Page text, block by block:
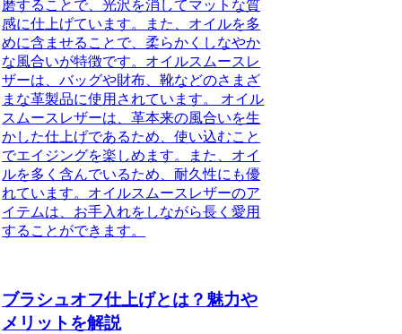
磨することで、光沢を消してマットな質
感に仕上げています。また、オイルを多
めに含ませることで、柔らかくしなやか
な風合いが特徴です。オイルスムースレ
ザーは、バッグや財布、靴などのさまざ
まな革製品に使用されています。 オイル
スムースレザーは、革本来の風合いを生
かした仕上げであるため、使い込むこと
でエイジングを楽しめます。また、オイ
ルを多く含んでいるため、耐久性にも優
れています。オイルスムースレザーのア
イテムは、お手入れをしながら長く愛用
することができます。
ブラシュオフ仕上げとは？魅力や
メリットを解説